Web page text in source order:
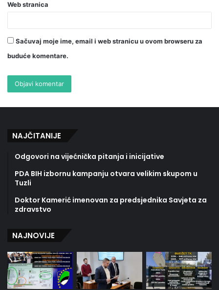
Web stranica
Sačuvaj moje ime, email i web stranicu u ovom browseru za
buduće komentare.
NAJČITANIJE
Odgovori na vijećnička pitanja i inicijative
PDA BIH izbornu kampanju otvara velikim skupom u
Tuzli
Doktor Kamerić imenovan za predsjednika Savjeta za
zdravstvo
NAJNOVIJE